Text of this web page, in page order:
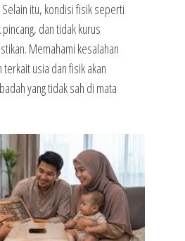
itu, kondisi fisik seperti
dan tidak kurus
Memahami kesalahan
usia dan fisik akan
yang tidak sah di mata